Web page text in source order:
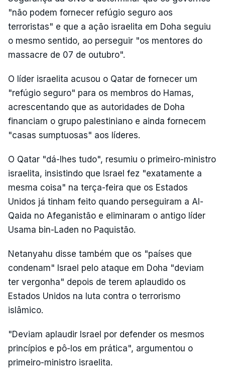
"não podem fornecer refúgio seguro aos
terroristas" e que a ação israelita em Doha seguiu
o mesmo sentido, ao perseguir "os mentores do
massacre de 07 de outubro".
O líder israelita acusou o Qatar de fornecer um
"refúgio seguro" para os membros do Hamas,
acrescentando que as autoridades de Doha
financiam o grupo palestiniano e ainda fornecem
"casas sumptuosas" aos líderes.
O Qatar "dá-lhes tudo", resumiu o primeiro-ministro
israelita, insistindo que Israel fez "exatamente a
mesma coisa" na terça-feira que os Estados
Unidos já tinham feito quando perseguiram a Al-
Qaida no Afeganistão e eliminaram o antigo líder
Usama bin-Laden no Paquistão.
Netanyahu disse também que os "países que
condenam" Israel pelo ataque em Doha "deviam
ter vergonha" depois de terem aplaudido os
Estados Unidos na luta contra o terrorismo
islâmico.
"Deviam aplaudir Israel por defender os mesmos
princípios e pô-los em prática", argumentou o
primeiro-ministro israelita.